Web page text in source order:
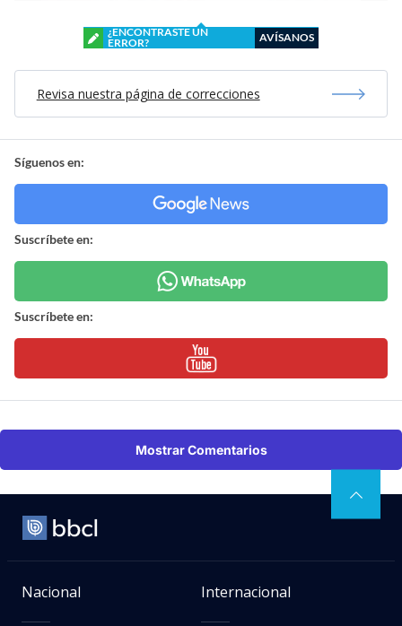
¿ENCONTRASTE UN
ERROR?
AVÍSANOS
Revisa nuestra página de correcciones
Síguenos en:
Suscríbete en:
Suscríbete en:
Mostrar Comentarios
Nacional Internacional